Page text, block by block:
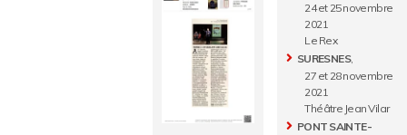
24 et 25 novembre
2021
Le Rex
SURESNES,
27 et 28 novembre
2021
Théâtre Jean Vilar
PONT SAINTE-